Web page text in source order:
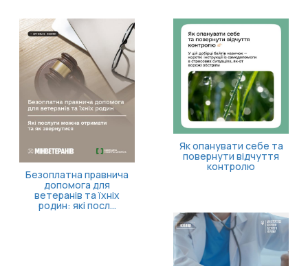
Безоплатна правнича
допомога для
ветеранів та їхніх
родин: які посл...
Як опанувати себе та
повернути відчуття
контролю